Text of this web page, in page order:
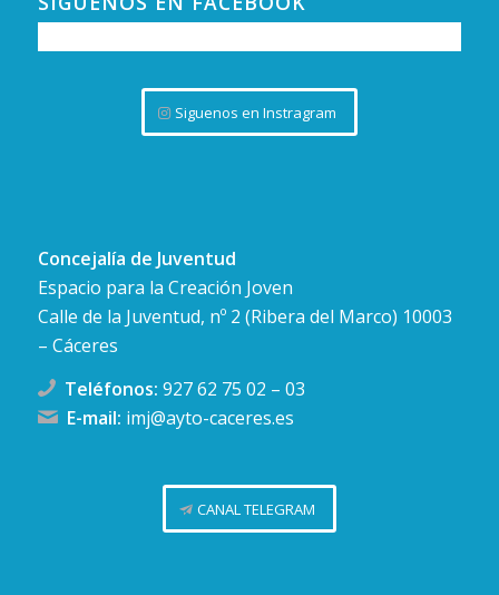
Siguenos en Instragram
Concejalía de Juventud
Espacio para la Creación Joven
Calle de la Juventud, nº 2 (Ribera del Marco) 10003
– Cáceres
Teléfonos: 927 62 75 02 – 03
E-mail: imj@ayto-caceres.es
CANAL TELEGRAM